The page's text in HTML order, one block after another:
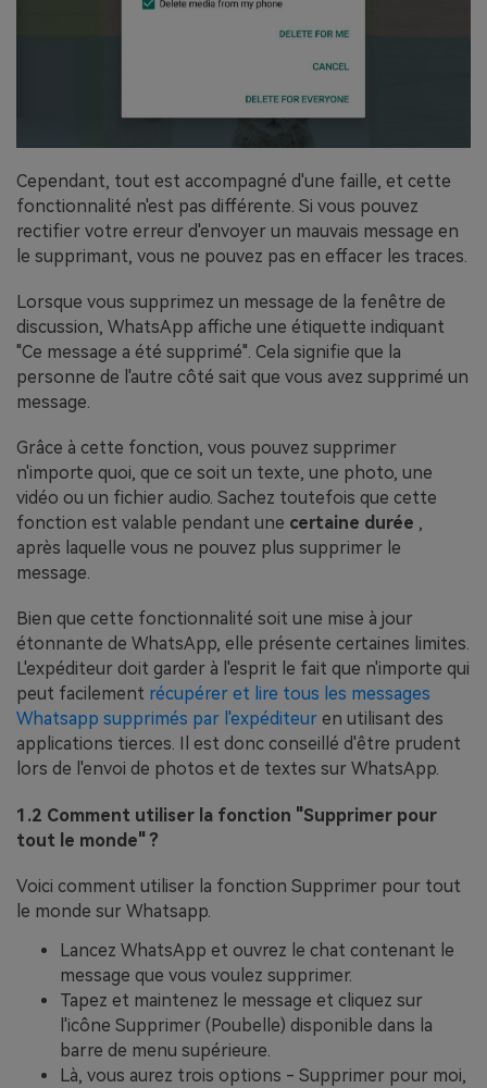
Cependant, tout est accompagné d'une faille, et cette
fonctionnalité n'est pas différente. Si vous pouvez
rectifier votre erreur d'envoyer un mauvais message en
le supprimant, vous ne pouvez pas en effacer les traces.
Lorsque vous supprimez un message de la fenêtre de
discussion, WhatsApp affiche une étiquette indiquant
"Ce message a été supprimé". Cela signifie que la
personne de l'autre côté sait que vous avez supprimé un
message.
Grâce à cette fonction, vous pouvez supprimer
n'importe quoi, que ce soit un texte, une photo, une
vidéo ou un fichier audio. Sachez toutefois que cette
fonction est valable pendant une certaine durée ,
après laquelle vous ne pouvez plus supprimer le
message.
Bien que cette fonctionnalité soit une mise à jour
étonnante de WhatsApp, elle présente certaines limites.
L'expéditeur doit garder à l'esprit le fait que n'importe qui
peut facilement récupérer et lire tous les messages
Whatsapp supprimés par l'expéditeur en utilisant des
applications tierces. Il est donc conseillé d'être prudent
lors de l'envoi de photos et de textes sur WhatsApp.
1.2 Comment utiliser la fonction "Supprimer pour
tout le monde" ?
Voici comment utiliser la fonction Supprimer pour tout
le monde sur Whatsapp.
Lancez WhatsApp et ouvrez le chat contenant le
message que vous voulez supprimer.
Tapez et maintenez le message et cliquez sur
l'icône Supprimer (Poubelle) disponible dans la
barre de menu supérieure.
Là, vous aurez trois options - Supprimer pour moi,